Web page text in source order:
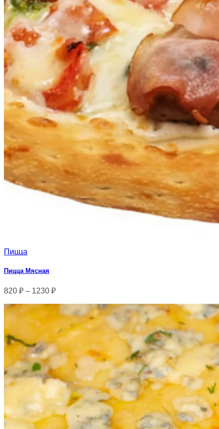
Пицца
Пицца Мясная
820 ₽ – 1230 ₽